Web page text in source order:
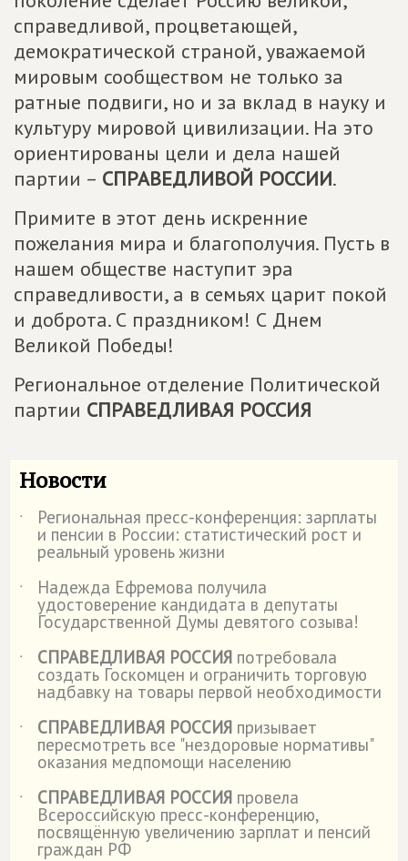
справедливой, процветающей,
демократической страной, уважаемой
мировым сообществом не только за
ратные подвиги, но и за вклад в науку и
культуру мировой цивилизации. На это
ориентированы цели и дела нашей
партии – СПРАВЕДЛИВОЙ РОССИИ.
Примите в этот день искренние
пожелания мира и благополучия. Пусть в
нашем обществе наступит эра
справедливости, а в семьях царит покой
и доброта. С праздником! С Днем
Великой Победы!
Региональное отделение Политической
партии СПРАВЕДЛИВАЯ РОССИЯ
Новости
˙ Региональная пресс-конференция: зарплаты
и пенсии в России: статистический рост и
реальный уровень жизни
˙
Надежда Ефремова получила
удостоверение кандидата в депутаты
Государственной Думы девятого созыва!
˙
СПРАВЕДЛИВАЯ РОССИЯ потребовала
создать Госкомцен и ограничить торговую
надбавку на товары первой необходимости
˙
СПРАВЕДЛИВАЯ РОССИЯ призывает
пересмотреть все "нездоровые нормативы"
оказания медпомощи населению
˙
СПРАВЕДЛИВАЯ РОССИЯ провела
Всероссийскую пресс-конференцию,
посвящённую увеличению зарплат и пенсий
граждан РФ